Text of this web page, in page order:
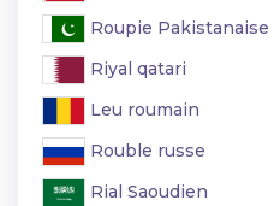
Roupie Pakistanaise
Riyal qatari
Leu roumain
Rouble russe
Rial Saoudien